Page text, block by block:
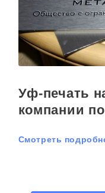
Уф-печать
компании
Смотреть